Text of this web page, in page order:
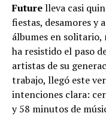
Futurelleva casi
fiestas, desamores y
álbumes en
ha resistido el paso
artistas de su
trabajo, llegó este
intenciones clara:
y 58 minutos de